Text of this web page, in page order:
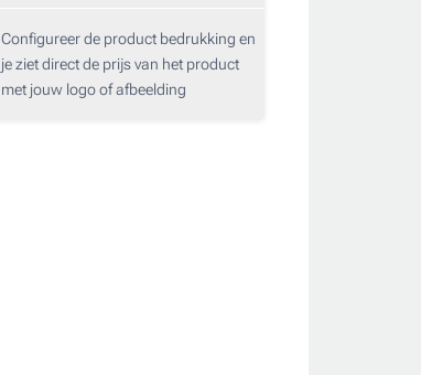
Configureer de product bedrukking en
je ziet direct de prijs van het product
met jouw logo of afbeelding